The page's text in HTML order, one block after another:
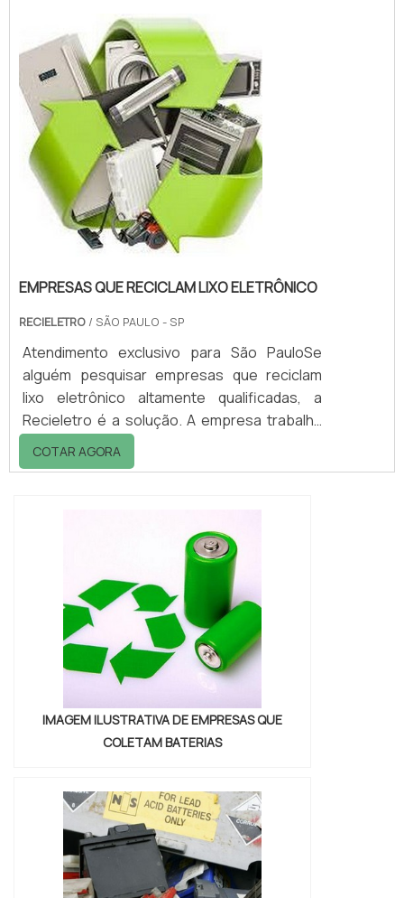
VANTAGENSAinda focando na qualidade em
reciclagem de lixo eletrônico, o cliente deve
procurar empresas que prezam...
EMPRESAS QUE RECICLAM LIXO ELETRÔNICO
RECIELETRO / SÃO PAULO - SP
Atendimento exclusivo para São PauloSe
alguém pesquisar empresas que reciclam
lixo eletrônico altamente qualificadas, a
Recieletro é a solução. A empresa trabalha
com coleta de eletrônicos, entre outros,
despendendo o que há de melhor no
especializados e as instalações de alto
padrão.DETALHES SOBRE O
FUNCIONAMENTO DA EMPRESAAinda
focando em reciclagem de l...
COTAR AGORA
IMAGEM ILUSTRATIVA DE EMPRESAS QUE
COLETAM BATERIAS